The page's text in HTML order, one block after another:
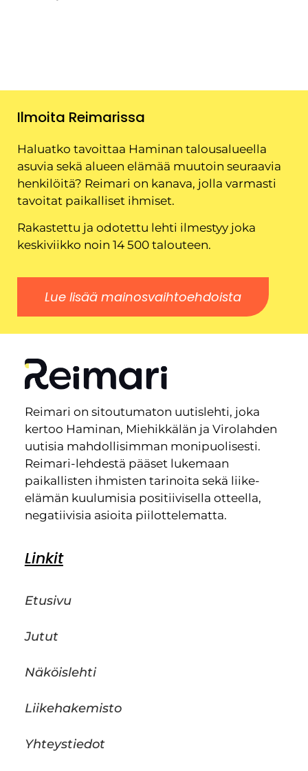
Ilmoita Reimarissa
Haluatko tavoittaa Haminan talousalueella
asuvia sekä alueen elämää muutoin seuraavia
henkilöitä? Reimari on kanava, jolla varmasti
tavoitat paikalliset ihmiset.
Rakastettu ja odotettu lehti ilmestyy joka
keskiviikko noin 14 500 talouteen.
Lue lisää mainosvaihtoehdoista
Reimari on sitoutumaton uutislehti, joka
kertoo Haminan, Miehikkälän ja Virolahden
uutisia mahdollisimman monipuolisesti.
Reimari-lehdestä pääset lukemaan
paikallisten ihmisten tarinoita sekä liike-
elämän kuulumisia positiivisella otteella,
negatiivisia asioita piilottelematta.
Linkit
Etusivu
Jutut
Näköislehti
Liikehakemisto
Yhteystiedot